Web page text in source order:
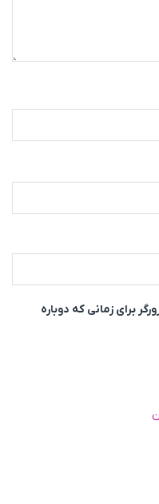
برای زمانی که دوباره